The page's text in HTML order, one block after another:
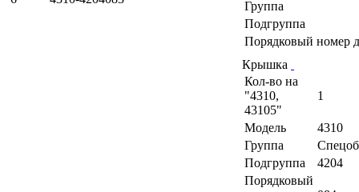
Группа
Подгруппа
Порядковый номер
Крышка
Кол-во на
"4310,
43105"
1
Модель
4310
Группа
Подгруппа
4204
Порядковый